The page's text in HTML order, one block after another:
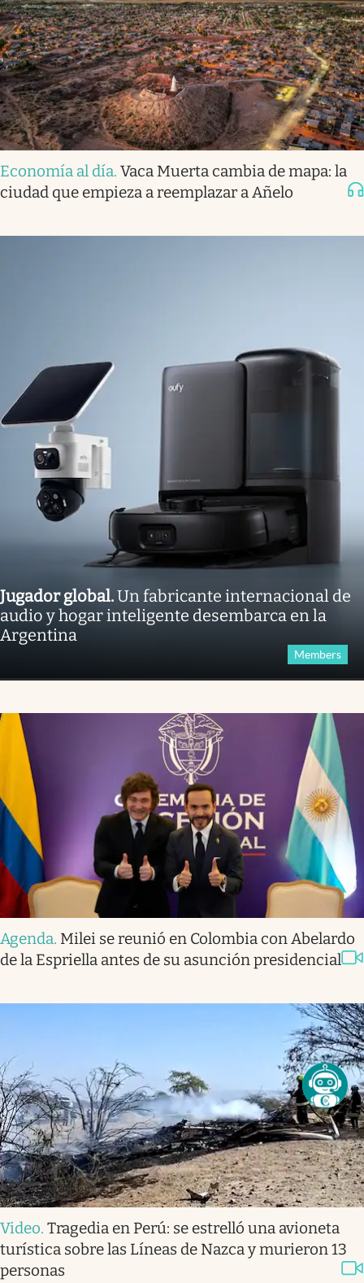
Economía al día. Vaca Muerta cambia de mapa: la
ciudad que empieza a reemplazar a Añelo
Jugador global.Un fabricante internacional de
audio y hogar inteligente desembarca en la
Argentina
Members
Agenda. Milei se reunió en Colombia con Abelardo
de la Espriella antes de su asunción presidencial
Video. Tragedia en Perú: se estrelló una avioneta
turística sobre las Líneas de Nazca y murieron 13
personas